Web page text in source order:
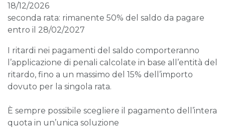
18/12/2026
seconda rata: rimanente 50% del saldo da pagare
entro il 28/02/2027
I ritardi nei pagamenti del saldo comporteranno
l’applicazione di penali calcolate in base all’entità del
ritardo, fino a un massimo del 15% dell’importo
dovuto per la singola rata.
È sempre possibile scegliere il pagamento dell’intera
quota in un’unica soluzione